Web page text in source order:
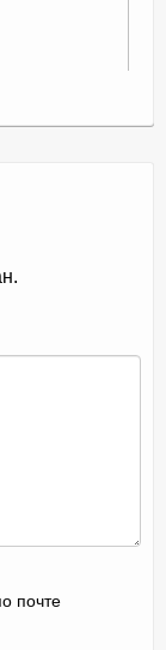
почте